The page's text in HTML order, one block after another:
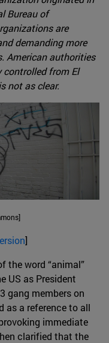
Bureau of
are
demanding more
American authorities
controlled from El
not as clear.
]
the word “animal”
US as President
gang members on
as a reference to all
immediate
clarified that the